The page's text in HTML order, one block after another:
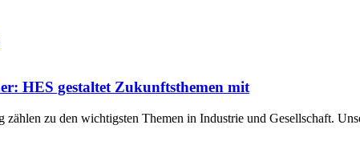
HES gestaltet Zukunftsthemen mit
zählen zu den wichtigsten Themen in Industrie und Gesellschaft.